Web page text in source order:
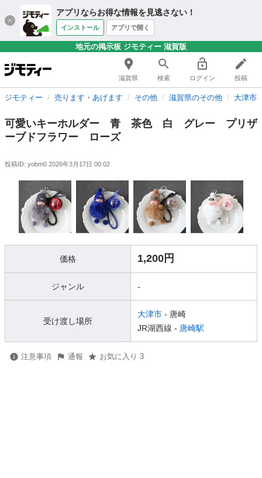
アプリならお得な情報を見逃さない！
インストール アプリで開く
地元の掲示板 ジモティー 滋賀版
滋賀県 検索 ログイン 投稿
ジモティー 売ります・あげます その他 滋賀県のその他 大津市
可愛いキーホルダー 青 茶色 白 グレー プリザ
ーブドフラワー ローズ
投稿ID: yobm0 2026年3月17日 00:02
価格 1,200円
ジャンル -
受け渡し場所
大津市 - 唐崎
JR湖西線 - 唐崎駅
注意事項 通報 お気に入り 3